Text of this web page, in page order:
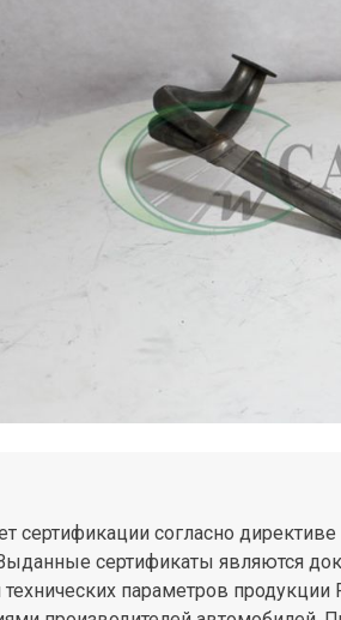
сертификации согласно
сертификаты являются
технических параметров продукции